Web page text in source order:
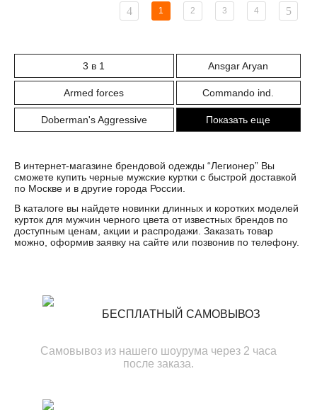
1 2 3 4
3 в 1 Ansgar Aryan
Armed forces Commando ind.
Doberman's Aggressive Показать еще
В интернет-магазине брендовой одежды “Легионер” Вы
сможете купить черные мужские куртки с быстрой доставкой
по Москве и в другие города России.
В каталоге вы найдете новинки длинных и коротких моделей
курток для мужчин черного цвета от известных брендов по
доступным ценам, акции и распродажи. Заказать товар
можно, оформив заявку на сайте или позвонив по телефону.
БЕСПЛАТНЫЙ САМОВЫВОЗ
Самовывоз из нашего шоурума через 2 часа
после заказа.